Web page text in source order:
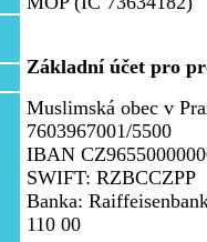
Základní účet pro
Muslimská obec v
7603967001/5500
IBAN
SWIFT: RZBCCZPP
Banka:
110 00